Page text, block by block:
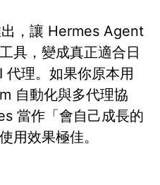
，讓 Hermes Agent
具，變成真正適合日
代理。如果你原本用
自動化與多代理協
當作「會自己成長的
用效果極佳。